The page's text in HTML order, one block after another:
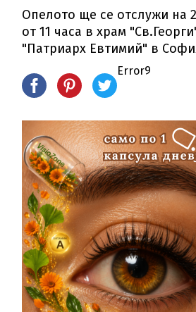
Опелото ще се отслужи на
от 11 часа в храм
"Патриарх Евтимий" в
Error9